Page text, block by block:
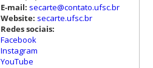
E-mail: secarte@contato.ufsc.br
Website: secarte.ufsc.br
Redes sociais:
Facebook
Instagram
YouTube